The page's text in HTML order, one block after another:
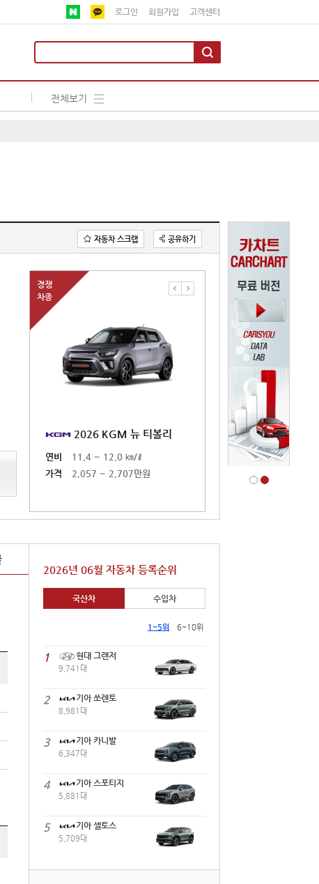
로그인 회원가입 고객센터
전체보기
자동차 스크랩 공유하기
경쟁
차종
2026 KGM 뉴 티볼리
연비
11.4 ~ 12.0 ㎞/ℓ
가격
2,057 ~ 2,707만원
2026 KGM 뉴 티
11.4 ~ 12.0 ㎞/ℓ
2,057 ~ 2,707만원
2026년 06월 자동차 등록순위
국산차 수입차
1~5위 6~10위
1 현대 그랜저
9,741대
2 기아 쏘렌토
8,981대
3 기아 카니발
6,347대
4 기아 스포티지
5,881대
5 기아 셀토스
5,709대